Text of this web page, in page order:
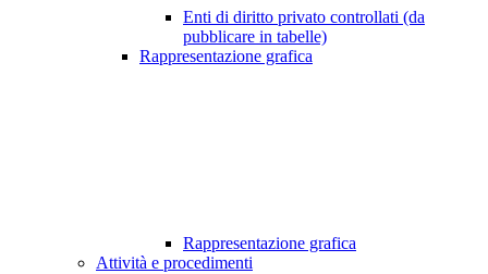
Enti di diritto privato controllati (da
pubblicare in tabelle)
Rappresentazione grafica
Rappresentazione grafica
Attività e procedimenti